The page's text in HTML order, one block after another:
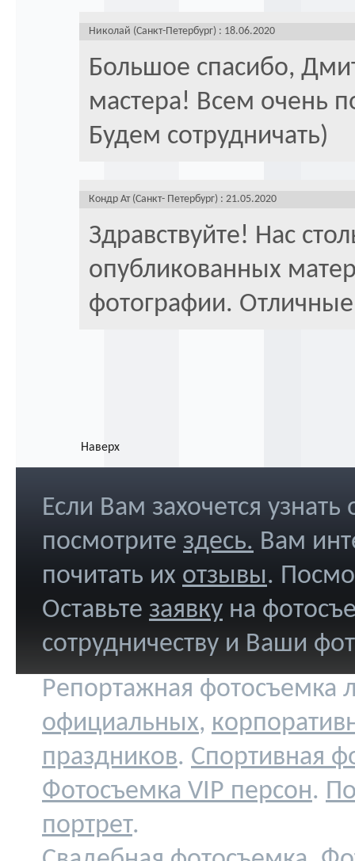
Николай (Санкт-Петербург) : 18.06.2020
Большое спасибо,
мастера! Всем очень
Будем сотрудничать)
Кондр Ат (Санкт- Петербург) : 21.05.2020
Здравствуйте! Нас
опубликованных
фотографии.
Наверх
Если Вам захочется
посмотрите здесь. Вам
почитать их отзывы.
Оставьте заявку на
сотрудничеству и Ваши
Репортажная фотосъемка
официальных,
праздников. Спортивная
Фотосъемка VIP персон.
портрет.